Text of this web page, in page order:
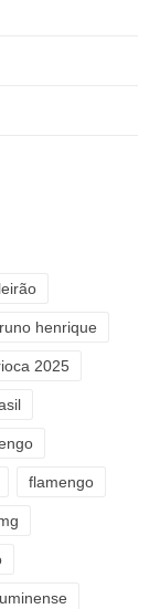
henrique
2025
flamengo